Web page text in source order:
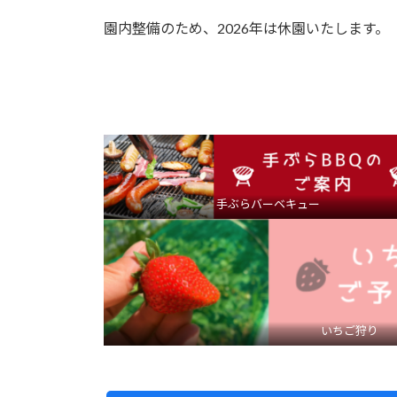
園内整備のため、2026年は休園いたします。
手ぶらバーベキュー
いちご狩り